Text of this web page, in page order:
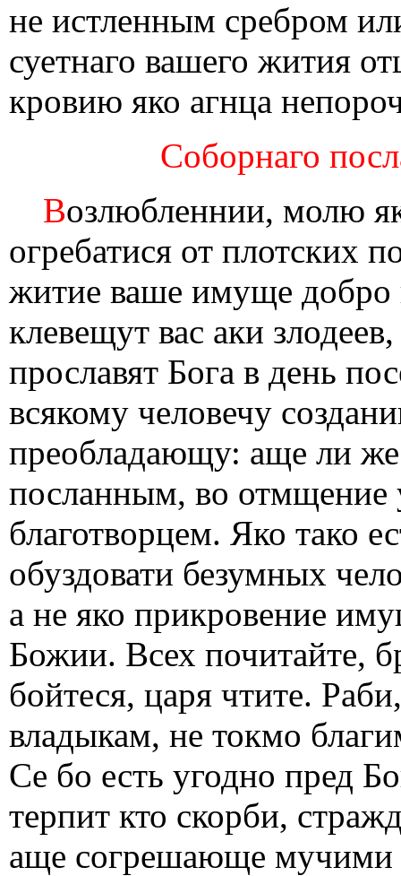
не истленным сребром
суетнаго вашего жития
кровию яко агнца
Соборнаго
Возлюбленнии, молю
огребатися от плотских
житие ваше имуще добро
клевещут вас аки
прославят Бога в день
всякому человечу
преобладающу: аще ли же
посланным, во отмщение
благотворцем. Яко тако
обуздовати безумных
а не яко прикровение
Божии. Всех почитайте,
бойтеся, царя чтите.
владыкам, не токмо
Се бо есть угодно пред
терпит кто скорби,
аще согрешающе мучими